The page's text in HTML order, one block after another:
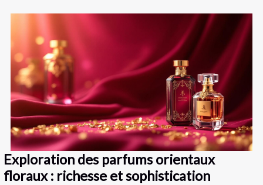
Exploration des parfums orientaux
floraux : richesse et sophistication